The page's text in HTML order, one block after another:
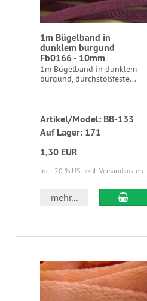
1m Bügelband in
dunklem burgund
Fb0166 - 10mm
1m Bügelband in dunklem
burgund, durchstoßfeste...
Artikel/Model: BB-133
Auf Lager: 171
1,30 EUR
incl. 20 % USt zzgl. Versandkosten
mehr...